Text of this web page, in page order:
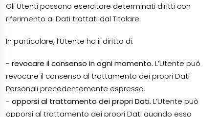
Gli Utenti possono esercitare determinati diritti con
riferimento ai Dati trattati dal Titolare.
In particolare, l’Utente ha il diritto di:
- revocare il consenso in ogni momento. L’Utente può
revocare il consenso al trattamento dei propri Dati
Personali precedentemente espresso.
- opporsi al trattamento dei propri Dati. L’Utente può
opporsi al trattamento dei propri Dati quando esso